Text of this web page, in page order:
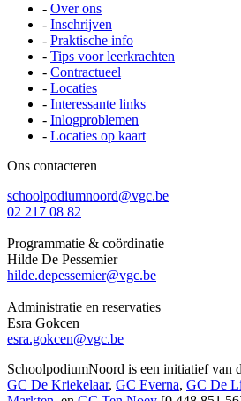
- Over ons
- Inschrijven
- Praktische info
- Tips voor leerkrachten
- Contractueel
- Locaties
- Interessante links
- Inlogproblemen
- Locaties op kaart
Ons contacteren
schoolpodiumnoord@vgc.be
02 217 08 82
Programmatie & coördinatie
Hilde De Pessemier
hilde.depessemier@vgc.be
Administratie en reservaties
Esra Gokcen
esra.gokcen@vgc.be
SchoolpodiumNoord is een initiatief van
GC De Kriekelaar, GC Everna, GC De